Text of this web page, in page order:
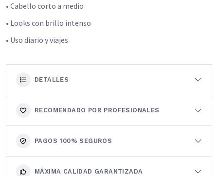
• Cabello corto a medio
• Looks con brillo intenso
• Uso diario y viajes
DETALLES
RECOMENDADO POR PROFESIONALES
PAGOS 100% SEGUROS
MÁXIMA CALIDAD GARANTIZADA